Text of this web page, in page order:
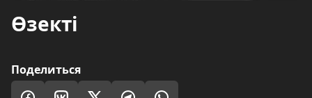
Өзекті
Поделиться